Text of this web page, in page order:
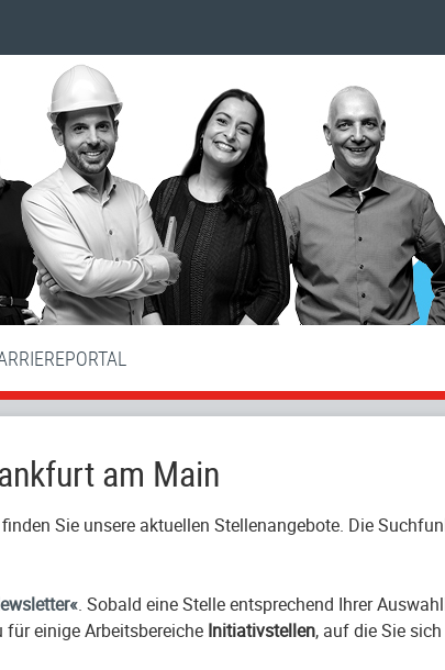
am Main
Sie unsere aktuellen Stellenangebote. Die
. Sobald eine Stelle entsprechend Ihrer
einige Arbeitsbereiche Initiativstellen, auf die Sie